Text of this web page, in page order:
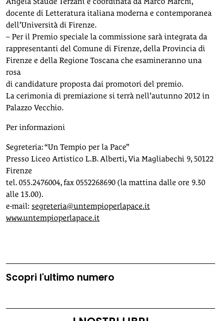
docente di Letteratura italiana moderna e contemporanea
dell’Università di Firenze.
– Per il Premio speciale la commissione sarà integrata da
rappresentanti del Comune di Firenze, della Provincia di
Firenze e della Regione Toscana che esamineranno una
rosa
di candidature proposta dai promotori del premio.
La cerimonia di premiazione si terrà nell’autunno 2012 in
Palazzo Vecchio.
Per informazioni
Segreteria: “Un Tempio per la Pace”
Presso Liceo Artistico L.B. Alberti, Via Magliabechi 9, 50122
Firenze
tel. 055.2476004, fax 0552268690 (la mattina dalle ore 9.30
alle 13.00).
e-mail: segreteria@untempioperlapace.it
www.untempioperlapace.it
Scopri l'ultimo numero